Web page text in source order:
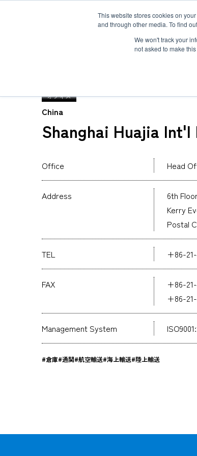
This website stores cookies on
and through other media. To find
We won't track your
not asked to make
重量物・プロジェクト貨物輸送
国際航空輸送
インタクトサービス
爆発物検査
航空貨物搬入先一覧
海外引越
お客様事例
Safety＆Value
トップメッセージ
３分で分かるMOL Logistics
オフィス
China
Shanghai Huajia
Office Head
Address
6th
Kerry
Postal
TEL +86-
FAX
+86-
+86-
Management System
#倉庫#通関#航空輸送#海上輸送#陸上輸送